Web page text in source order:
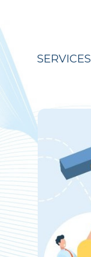
SERVICES